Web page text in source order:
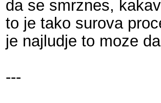
da se smrznes,
to je tako surova
je najludje to moze
---